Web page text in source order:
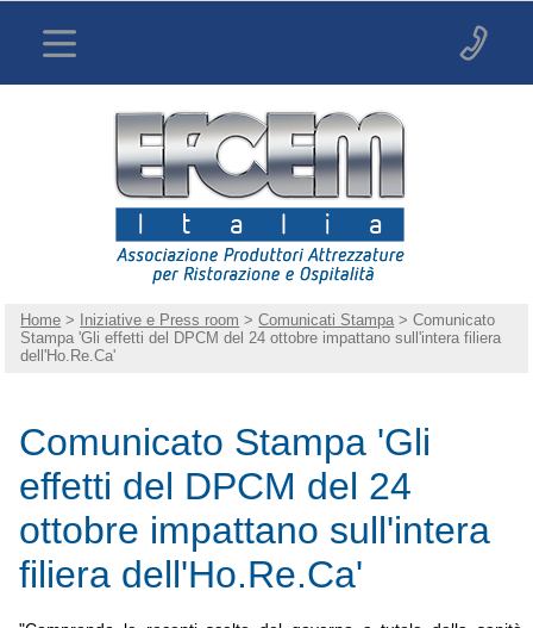
Home > Iniziative e Press room >Comunicati Stampa > Comunicato
Stampa 'Gli effetti del DPCM del 24 ottobre impattano sull'intera filiera
dell'Ho.Re.Ca'
Comunicato Stampa 'Gli
effetti del DPCM del 24
ottobre impattano sull'intera
filiera dell'Ho.Re.Ca'